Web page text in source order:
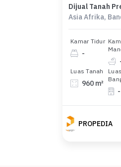
Asia Afrika,
Kamar Tidur
-
Luas Tanah
960 m²
Luas
-
PROPEDIA